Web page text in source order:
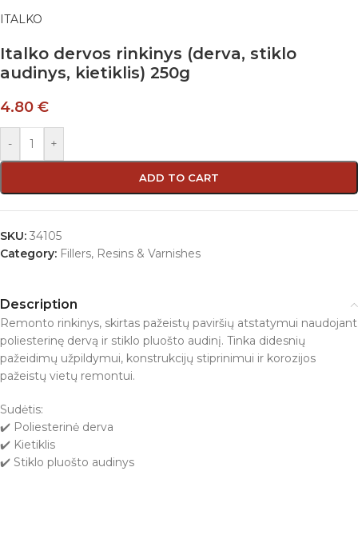
ITALKO
Italko dervos rinkinys (derva, stiklo
audinys, kietiklis) 250g
4.80 €
- +
ADD TO CART
SKU: 34105
Category: Fillers, Resins & Varnishes
Description
Remonto rinkinys, skirtas pažeistų paviršių atstatymui naudojant
poliesterinę dervą ir stiklo pluošto audinį. Tinka didesnių
pažeidimų užpildymui, konstrukcijų stiprinimui ir korozijos
pažeistų vietų remontui.
Sudėtis:
✔️ Poliesterinė derva
✔️ Kietiklis
✔️ Stiklo pluošto audinys